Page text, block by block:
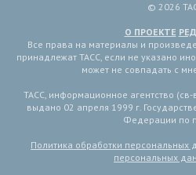
© 2026
О ПРОЕКТЕ
Все права на материалы и
принадлежат ТАСС, если не указано
может не совпадать с
ТАСС, информационное агентство
выдано 02 апреля 1999 г.
Федерации по
Политика обработки персональных
персональных